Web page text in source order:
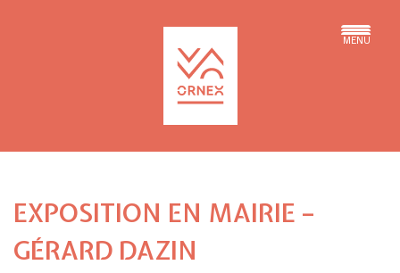
MENU
EXPOSITION EN MAIRIE –
GÉRARD DAZIN